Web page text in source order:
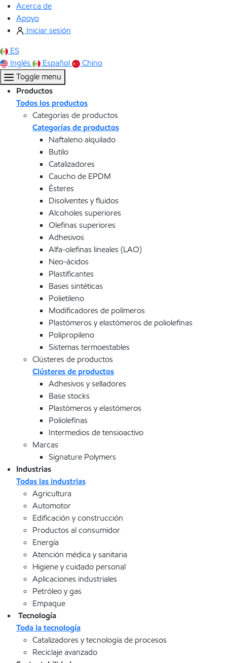
Acerca de
Apoyo
Iniciar sesión
ES
Inglés
Español
Chino
Toggle menu
Productos
Todos los productos
Categorías de productos
Categorías de productos
Naftaleno alquilado
Butilo
Catalizadores
Caucho de EPDM
Ésteres
Disolventes y fluidos
Alcoholes superiores
Olefinas superiores
Adhesivos
Alfa-olefinas lineales (LAO)
Neo-ácidos
Plastificantes
Bases sintéticas
Polietileno
Modificadores de polímeros
Plastómeros y elastómeros de poliolefinas
Polipropileno
Sistemas termoestables
Clústeres de productos
Clústeres de productos
Adhesivos y selladores
Base stocks
Plastómeros y elastómeros
Poliolefinas
Intermedios de tensioactivo
Marcas
Signature Polymers
Industrias
Todas las industrias
Agricultura
Automotor
Edificación y construcción
Productos al consumidor
Energía
Atención médica y sanitaria
Higiene y cuidado personal
Aplicaciones industriales
Petróleo y gas
Empaque
Tecnología
Toda la tecnología
Catalizadores y tecnología de procesos
Reciclaje avanzado